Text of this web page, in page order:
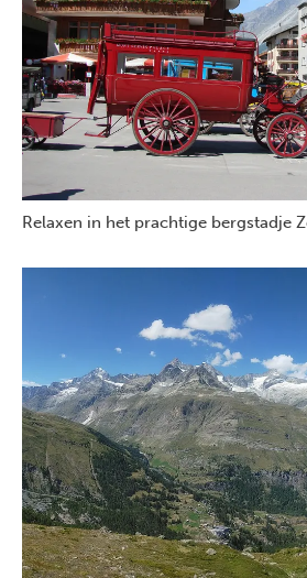
Relaxen in het prachtige bergstadje